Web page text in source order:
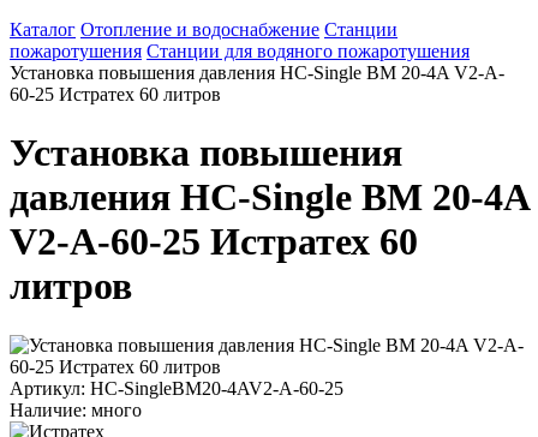
Каталог Отопление и водоснабжение Станции
пожаротушения Станции для водяного пожаротушения
Установка повышения давления HC-Single BM 20-4A V2-A-
60-25 Истратех 60 литров
Установка повышения
давления HC-Single BM 20-4A
V2-A-60-25 Истратех 60
литров
Артикул: HC-SingleBM20-4AV2-A-60-25
Наличие: много